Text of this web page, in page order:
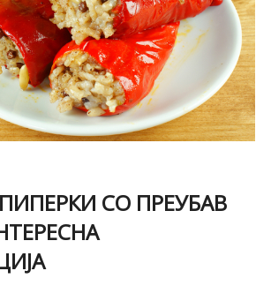
СО ПРЕУБАВ